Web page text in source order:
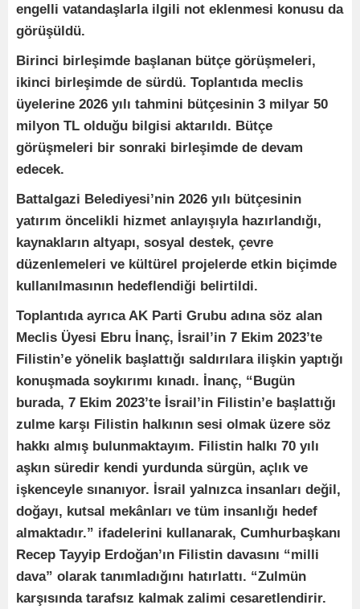
engelli vatandaşlarla ilgili not eklenmesi konusu da
görüşüldü.
Birinci birleşimde başlanan bütçe görüşmeleri,
ikinci birleşimde de sürdü. Toplantıda meclis
üyelerine 2026 yılı tahmini bütçesinin 3 milyar 50
milyon TL olduğu bilgisi aktarıldı. Bütçe
görüşmeleri bir sonraki birleşimde de devam
edecek.
Battalgazi Belediyesi’nin 2026 yılı bütçesinin
yatırım öncelikli hizmet anlayışıyla hazırlandığı,
kaynakların altyapı, sosyal destek, çevre
düzenlemeleri ve kültürel projelerde etkin biçimde
kullanılmasının hedeflendiği belirtildi.
Toplantıda ayrıca AK Parti Grubu adına söz alan
Meclis Üyesi Ebru İnanç, İsrail’in 7 Ekim 2023’te
Filistin’e yönelik başlattığı saldırılara ilişkin yaptığı
konuşmada soykırımı kınadı. İnanç, “Bugün
burada, 7 Ekim 2023’te İsrail’in Filistin’e başlattığı
zulme karşı Filistin halkının sesi olmak üzere söz
hakkı almış bulunmaktayım. Filistin halkı 70 yılı
aşkın süredir kendi yurdunda sürgün, açlık ve
işkenceyle sınanıyor. İsrail yalnızca insanları değil,
doğayı, kutsal mekânları ve tüm insanlığı hedef
almaktadır.” ifadelerini kullanarak, Cumhurbaşkanı
Recep Tayyip Erdoğan’ın Filistin davasını “milli
dava” olarak tanımladığını hatırlattı. “Zulmün
karşısında tarafsız kalmak zalimi cesaretlendirir.